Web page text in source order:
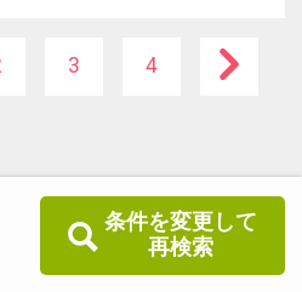
条件を変更して
再検索
を感じる調度品の数々が
洗練された空間と時間を
3 4